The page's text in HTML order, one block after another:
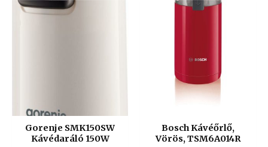
Gorenje SMK150SW
Kávédaráló 150W
Bosch Kávéőrlő,
Vörös, TSM6A014R